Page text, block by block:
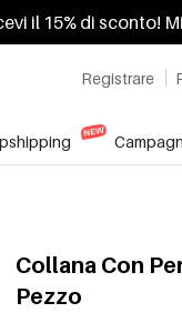
il 15% di sconto!
Registrare
Collana Con
Pezzo